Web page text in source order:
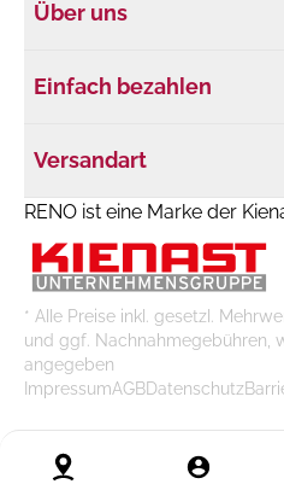
Über uns
Einfach bezahlen
Versandart
RENO ist eine Marke der
* Alle Preise inkl. gesetzl.
und ggf. Nachnahmegebühren,
angegeben
ImpressumAGBDatenschutz